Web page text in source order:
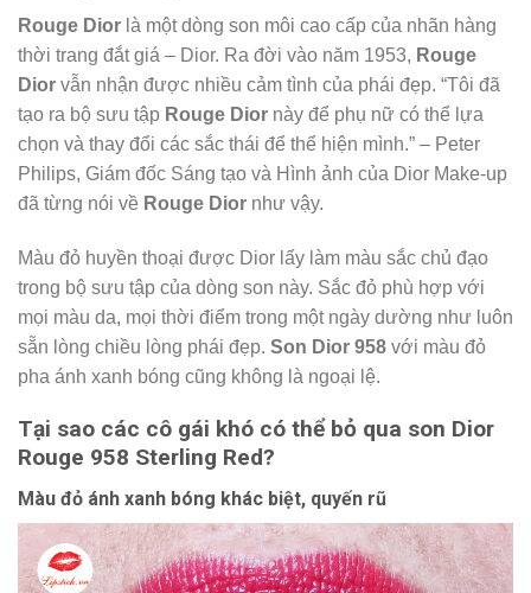
Rouge Dior là một dòng son môi cao cấp của nhãn hàng
thời trang đắt giá – Dior. Ra đời vào năm 1953, Rouge
Dior vẫn nhận được nhiều cảm tình của phái đẹp. “Tôi đã
tạo ra bộ sưu tập Rouge Dior này để phụ nữ có thể lựa
chọn và thay đổi các sắc thái để thể hiện mình.” – Peter
Philips, Giám đốc Sáng tạo và Hình ảnh của Dior Make-up
đã từng nói về Rouge Dior như vậy.
Màu đỏ huyền thoại được Dior lấy làm màu sắc chủ đạo
trong bộ sưu tập của dòng son này. Sắc đỏ phù hợp với
mọi màu da, mọi thời điểm trong một ngày dường như luôn
sẵn lòng chiều lòng phái đẹp. Son Dior 958 với màu đỏ
pha ánh xanh bóng cũng không là ngoại lệ.
Tại sao các cô gái khó có thể bỏ qua son Dior
Rouge 958 Sterling Red?
Màu đỏ ánh xanh bóng khác biệt, quyến rũ